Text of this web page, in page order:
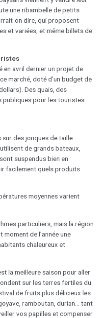
une ribambelle de petits
on dire, qui proposent
et variées, et même billets de
en avril dernier un projet de
marché, doté d’un budget de
Des quais, des
pour les touristes
des jonques de taille
de grands bateaux,
suspendus bien en
facilement quels produits
moyennes varient
particuliers, mais la région
de l’année une
chaleureux et
la meilleure saison pour aller
sur les terres fertiles du
de fruits plus délicieux les
ramboutan, durian… tant
vos papilles et compenser